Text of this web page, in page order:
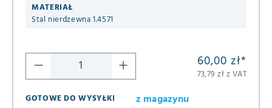
MATERIAŁ
Stal nierdzewna 1.4571
60,00 zł*
73,79 zł z VAT
GOTOWE DO WYSYŁKI
z magazynu